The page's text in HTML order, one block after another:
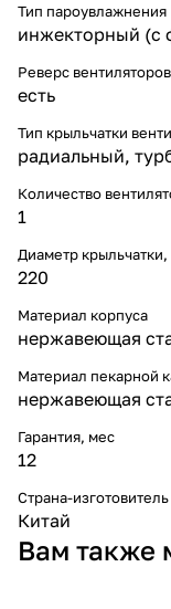
Тип пароувлажнения
инжекторный (с
Реверс вентиляторов
есть
Тип крыльчатки
радиальный,
Количество
1
Диаметр
220
Материал корпуса
нержавеющая
Материал пекарной
нержавеющая
Гарантия, мес
12
Страна-изготовитель
Китай
Вам также